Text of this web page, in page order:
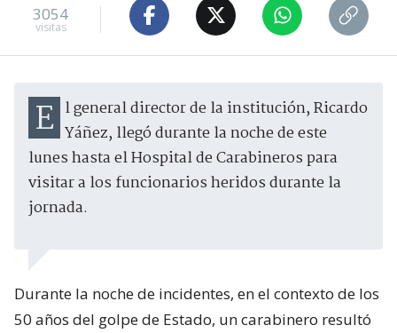
3054
visitas
El general director de la institución, Ricardo Yáñez, llegó durante la noche de este
lunes hasta el Hospital de Carabineros para
visitar a los funcionarios heridos durante la
jornada.
Durante la noche de incidentes, en el contexto de los
50 años del golpe de Estado, un carabinero resultó